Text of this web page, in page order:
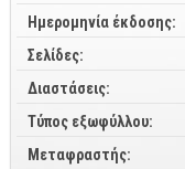
Σχεδιαστικά
CorelDraw
3ds max
Maya
Ημερομηνία έκδοσης:
Σελίδες:
Διαστάσεις:
Τύπος εξωφύλλου:
Μεταφραστής: